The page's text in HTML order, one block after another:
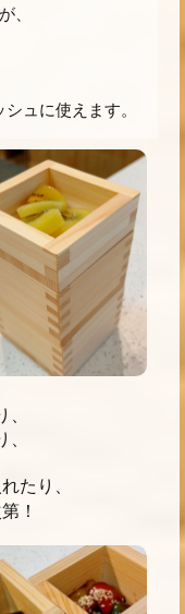
、
ュに使えます。
たり、
！